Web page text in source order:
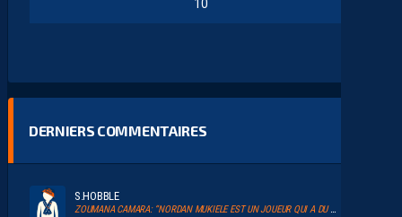
10
DERNIERS COMMENTAIRES
S.HOBBLE
ZOUMANA CAMARA: “NORDAN MUKIELE EST UN JOUEUR QUI A DU TALENT”